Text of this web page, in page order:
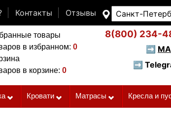
Контакты Отзывы
товары
в избранном: 0
в корзине: 0
8(800) 234-
➡
➡
Кровати Матрасы Кресла и